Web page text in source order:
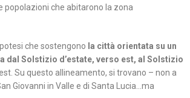
popolazioni che abitarono la zona
che sostengono la città orientata su un
dal Solstizio d’estate, verso est, al Solstizio
Su questo allineamento, si trovano – non a
Giovanni in Valle e di Santa Lucia…ma